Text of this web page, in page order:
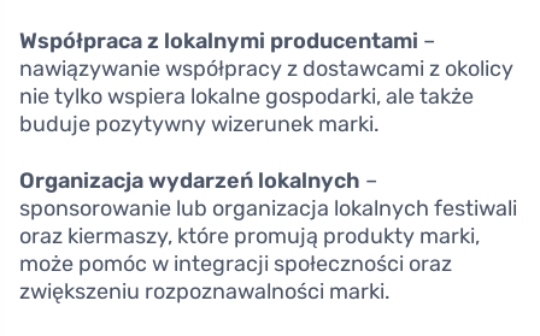
Współpraca z lokalnymi producentami –
nawiązywanie współpracy z dostawcami z okolicy
nie tylko wspiera lokalne gospodarki, ale także
buduje pozytywny wizerunek marki.
Organizacja wydarzeń lokalnych –
sponsorowanie lub organizacja lokalnych festiwali
oraz kiermaszy, które promują produkty marki,
może pomóc w integracji społeczności oraz
zwiększeniu rozpoznawalności marki.